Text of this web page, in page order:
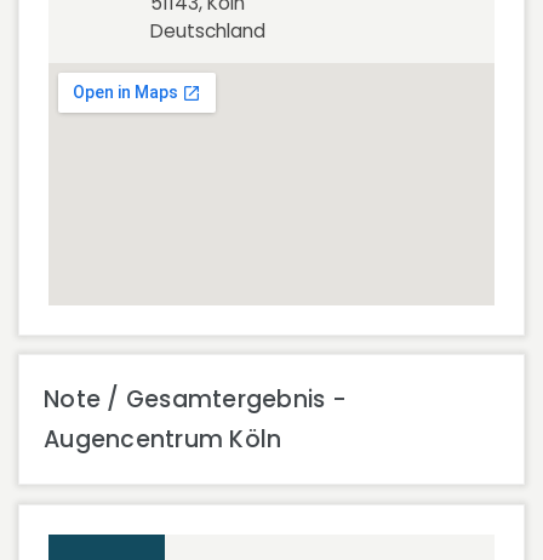
Deutschland
Note / Gesamtergebnis -
Augencentrum Köln